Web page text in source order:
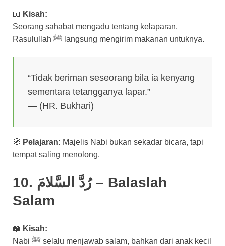
📖 Kisah:
Seorang sahabat mengadu tentang kelaparan.
Rasulullah ﷺ langsung mengirim makanan untuknya.
“Tidak beriman seseorang bila ia kenyang
sementara tetangganya lapar.”
— (HR. Bukhari)
🧭 Pelajaran: Majelis Nabi bukan sekadar bicara, tapi
tempat saling menolong.
10. رُدَّ السَّلامَ – Balaslah
Salam
📖 Kisah:
Nabi ﷺ selalu menjawab salam, bahkan dari anak kecil